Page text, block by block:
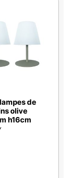
de
olive
h16cm